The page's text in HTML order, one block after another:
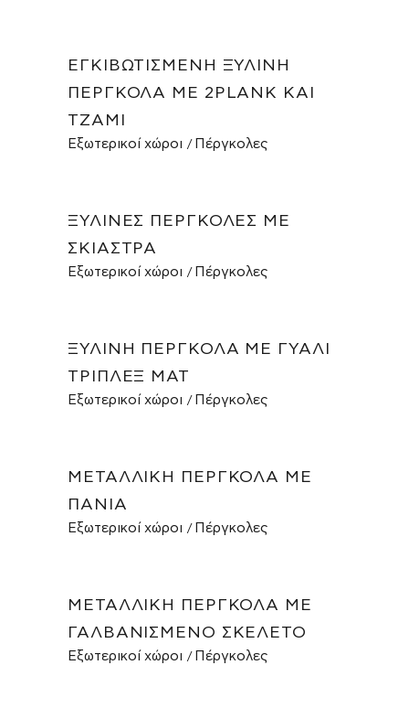
ΕΓΚΙΒΩΤΙΣΜΈΝΗ ΞΎΛΙΝΗ
ΠΈΡΓΚΟΛΑ ΜΕ 2PLANK ΚΑΙ
ΤΖΆΜΙ
Εξωτερικοί χώροι Πέργκολες
ΞΎΛΙΝΕΣ ΠΈΡΓΚΟΛΕΣ ΜΕ
ΣΚΊΑΣΤΡΑ
Εξωτερικοί χώροι Πέργκολες
ΞΎΛΙΝΗ ΠΈΡΓΚΟΛΑ ΜΕ ΓΥΑΛΊ
ΤΡΊΠΛΕΞ ΜΑΤ
Εξωτερικοί χώροι Πέργκολες
ΜΕΤΑΛΛΙΚΉ ΠΈΡΓΚΟΛΑ ΜΕ
ΠΑΝΙΆ
Εξωτερικοί χώροι Πέργκολες
ΜΕΤΑΛΛΙΚΉ ΠΈΡΓΚΟΛΑ ΜΕ
ΓΑΛΒΑΝΙΣΜΈΝΟ ΣΚΕΛΕΤΌ
Εξωτερικοί χώροι Πέργκολες